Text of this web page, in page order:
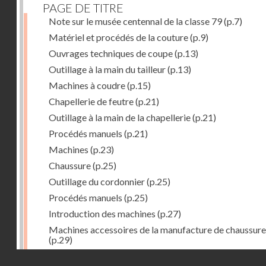
PAGE DE TITRE
Note sur le musée centennal de la classe 79(p.7)
Matériel et procédés de la couture(p.9)
Ouvrages techniques de coupe(p.13)
Outillage à la main du tailleur(p.13)
Machines à coudre(p.15)
Chapellerie de feutre(p.21)
Outillage à la main de la chapellerie(p.21)
Procédés manuels (p.21)
Machines (p.23)
Chaussure(p.25)
Outillage du cordonnier(p.25)
Procédés manuels (p.25)
Introduction des machines (p.27)
Machines accessoires de la manufacture de
(p.29)